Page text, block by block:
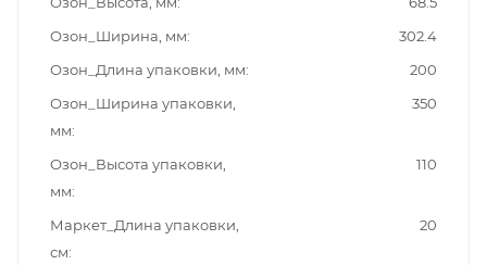
Озон_Ширина, мм
302.4
Озон_Длина упаковки, мм
200
Озон_Ширина упаковки,
мм
350
Озон_Высота упаковки,
мм
110
Маркет_Длина упаковки,
см
20